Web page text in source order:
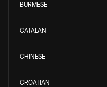
BURMESE
CATALAN
CHINESE
CROATIAN